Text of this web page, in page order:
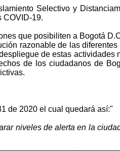
Selectivo y
COVID-19.
que posibiliten a Bogotá
razonable de las
de estas
de los ciudadanos de
de 2020 el cual quedará así:"
niveles de alerta en la